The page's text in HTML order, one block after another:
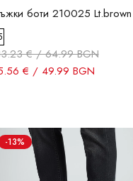
боти 210025 Lt.brown
€ / 64.99 BGN
€ / 49.99 BGN
-13%